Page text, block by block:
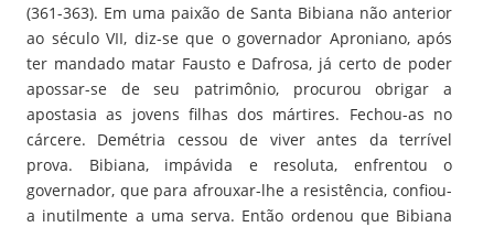
(361-363). Em uma paixão de Santa Bibiana não anterior
ao século VII, diz-se que o governador Aproniano, após
ter mandado matar Fausto e Dafrosa, já certo de poder
apossar-se de seu patrimônio, procurou obrigar a
apostasia as jovens filhas dos mártires. Fechou-as no
cárcere. Demétria cessou de viver antes da terrível
prova. Bibiana, impávida e resoluta, enfrentou o
governador, que para afrouxar-lhe a resistência, confiou-
a inutilmente a uma serva. Então ordenou que Bibiana